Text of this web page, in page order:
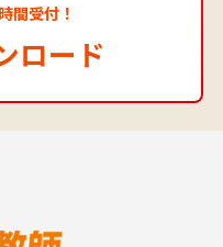
間受付！
ロード